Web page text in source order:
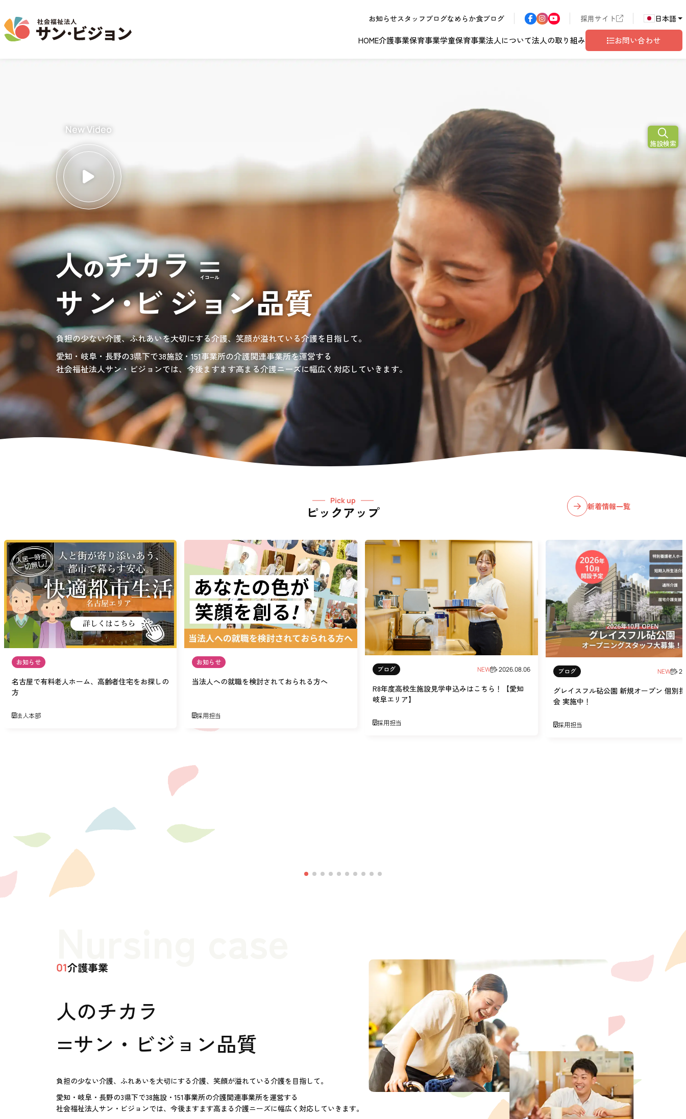
お知らせスタッフブログなめらか食ブログ 採用サイト 日本語
HOME介護事業
岐阜エリア 長野エリア
目的 / 事業者 / 提供サービスから探す
介護の相談に乗ってもらいたい
通いや短期宿泊を組み合わせて介護、
リハビリを受けたい
高齢者向けの部屋を借りたい
施設等に入所して介護、リハビリを受けたい
施設等に短期宿泊して介護、
リハビリを受けたい
施設等に通って介護、リハビリを受けたい
自宅に訪問してもらって
介護、リハビリを受けたい
通いや短期宿泊を組み合わせて介護、
リハビリを受けたい
福祉器具（車いす・ベッド等）を利用したい
認定こども園、保育園、学童を利用したい
保育事業
ジョイフル多治見こども園
サン・サンこども園
グレイスフル塩尻
学童保育事業法人について
理念 / クレド ロゴマークの由来
施設一覧 処遇改善加算について
法人の取り組み
介護記録システム 地域共生
サンサンワイナリー 情報保護・管理方針 福祉リンク集
お問い合わせ
退職者実務経歴書
発行申請
ハラスメント
相談窓口
負担の少ない介護、ふれあいを大切にする介護、笑顔が溢れている介護を目指して。
愛知・岐阜・長野の3県下で38施設・151事業所の介護関連事業所を運営する
社会福祉法人サン・ビジョンでは、今後ますます高まる介護ニーズに幅広く対応していきます。
園目標「やかたづくり」
やさしさ・かしこさ。たくましさ
笑顔いっぱいの子どもたちがやわらかな日差しに包まれる「やかた」に集い、育っていく。
私たちは、子どもの力を信じ、地域に開かれた園づくりを目指しています。
サンサン・スクール東山公園では、小学生の児童が放課後安心して過ごせる環境を提供するとともに、
宿題・クラブ活動(英語・習字・選択)などの学習面にも力を入れて行っている学童保育所です。
NEW OPEN
2026年
10月
開設予定
特別養護老人ホーム
短期入所生活介護
通所介護
居宅介護支援
グレイスフル砧公園
東京都世田谷区大蔵 3丁目4番12号
お問い合わせ先
03-6411-5781
担当：宮澤
New Video
Pick up
ピックアップ 新着情報一覧
お知らせ
名古屋で有料老人ホーム、高齢者住宅をお探しの
方
法人本部
お知らせ
当法人への就職を検討されておられる方へ
採用担当
ブログ NEW 2026.08.06
R8年度高校生施設見学申込みはこちら！【愛知
岐阜エリア】
採用担当
ブログ NEW
グレイスフル砧公園 新規オープン 個別
会 実施中！
採用担当
01介護事業
人のチカラ
=サン・ビジョン品質
負担の少ない介護、ふれあいを大切にする介護、笑顔が溢れている介護を目指して。
愛知・岐阜・長野の3県下で38施設・151事業所の介護関連事業所を運営する
社会福祉法人サン・ビジョンでは、今後ますます高まる介護ニーズに幅広く対応していきます。
施設検索